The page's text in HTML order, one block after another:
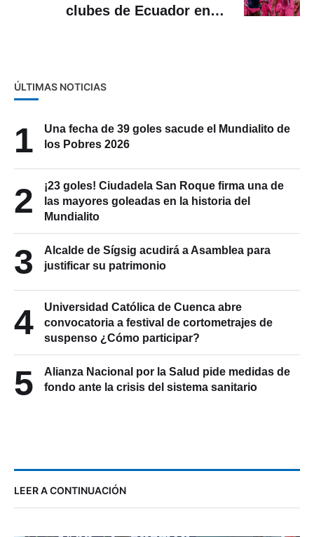
clubes de Ecuador en la
ÚLTIMAS NOTICIAS
1
Una fecha de 39 goles sacude el Mundialito de
los Pobres 2026
2
¡23 goles! Ciudadela San Roque firma una de
las mayores goleadas en la historia del
Mundialito
3
Alcalde de Sígsig acudirá a Asamblea para
justificar su patrimonio
4
Universidad Católica de Cuenca abre
convocatoria a festival de cortometrajes de
suspenso ¿Cómo participar?
5
Alianza Nacional por la Salud pide medidas de
fondo ante la crisis del sistema sanitario
LEER A CONTINUACIÓN